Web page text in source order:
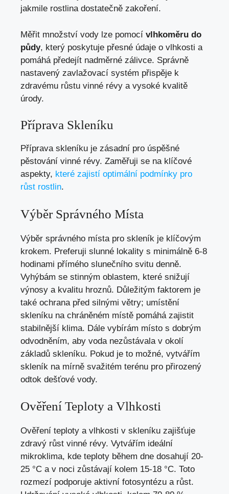
jakmile rostlina dostatečně zakoření.
Měřit množství vody lze pomocí vlhkoměru do
půdy, který poskytuje přesné údaje o vlhkosti a
pomáhá předejít nadměrné zálivce. Správně
nastavený zavlažovací systém přispěje k
zdravému růstu vinné révy a vysoké kvalitě
úrody.
Příprava Skleníku
Příprava skleníku je zásadní pro úspěšné
pěstování vinné révy. Zaměřuji se na klíčové
aspekty, které zajistí optimální podmínky pro
růst rostlin.
Výběr Správného Místa
Výběr správného místa pro skleník je klíčovým
krokem. Preferuji slunné lokality s minimálně 6-8
hodinami přímého slunečního svitu denně.
Vyhýbám se stinným oblastem, které snižují
výnosy a kvalitu hroznů. Důležitým faktorem je
také ochrana před silnými větry; umístění
skleníku na chráněném místě pomáhá zajistit
stabilnější klima. Dále vybírám místo s dobrým
odvodněním, aby voda nezůstávala v okolí
základů skleníku. Pokud je to možné, vytvářím
skleník na mírně svažitém terénu pro přirozený
odtok dešťové vody.
Ověření Teploty a Vlhkosti
Ověření teploty a vlhkosti v skleníku zajišťuje
zdravý růst vinné révy. Vytvářím ideální
mikroklima, kde teploty během dne dosahují 20-
25 °C a v noci zůstávají kolem 15-18 °C. Toto
rozmezí podporuje aktivní fotosyntézu a růst.